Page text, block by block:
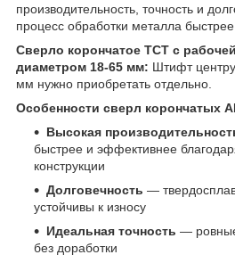
производительность, точность и
процесс обработки металла
Сверло корончатое TCT с
диаметром 18-65 мм: Штифт
мм нужно приобретать отдельно.
Особенности сверл корончатых
Высокая
быстрее и эффективнее
конструкции
Долговечность —
устойчивы к износу
Идеальная точность —
без доработки